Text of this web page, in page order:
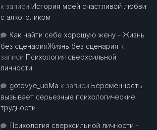
к записи История моей счастливой любви
с алкоголиком
Как найти себе хорошую жену - Жизнь
без сценарияЖизнь без сценария к
записи Психология сверхсильной
личности
gotovye_uoMa к записи Беременность
вызывает серьезные психологические
трудности
Психология сверхсильной личности -